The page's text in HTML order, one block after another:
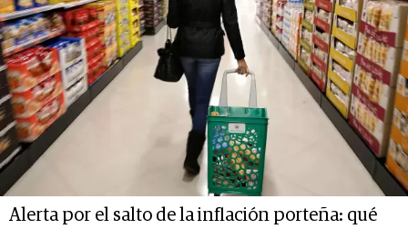
Alerta por el salto de la inflación porteña: qué